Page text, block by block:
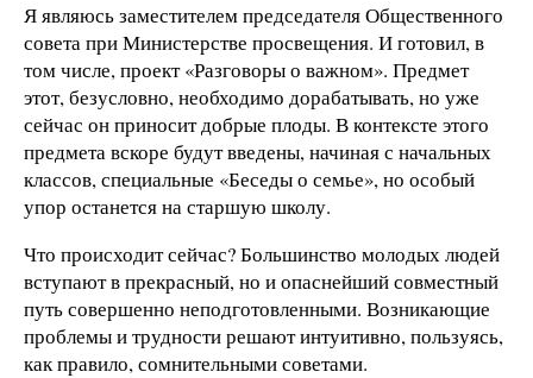
Я являюсь заместителем председателя Общественного
совета при Министерстве просвещения. И готовил, в
том числе, проект «Разговоры о важном». Предмет
этот, безусловно, необходимо дорабатывать, но уже
сейчас он приносит добрые плоды. В контексте этого
предмета вскоре будут введены, начиная с начальных
классов, специальные «Беседы о семье», но особый
упор останется на старшую школу.
Что происходит сейчас? Большинство молодых людей
вступают в прекрасный, но и опаснейший совместный
путь совершенно неподготовленными. Возникающие
проблемы и трудности решают интуитивно, пользуясь,
как правило, сомнительными советами.